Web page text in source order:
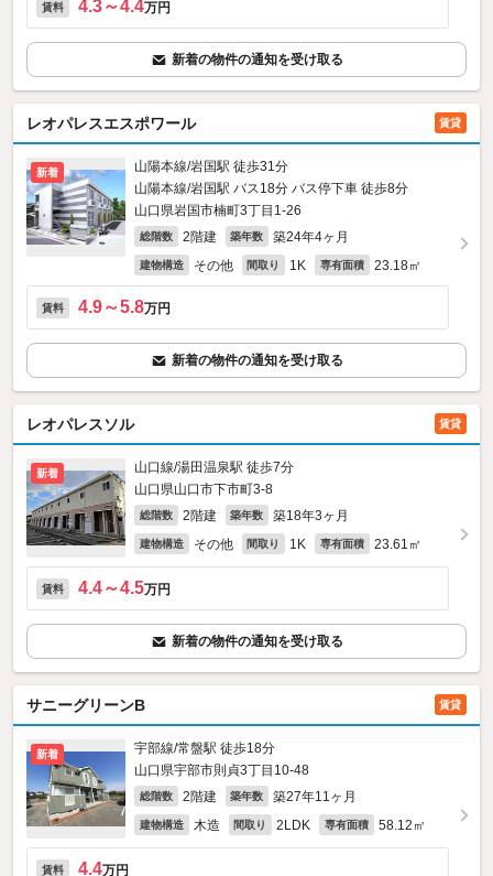
賃料 4.3～4.4万円
新着の物件の通知を受け取る
レオパレスエスポワール 賃貸
新着
山陽本線/岩国駅 徒歩31分
山陽本線/岩国駅 バス18分 バス停下車 徒歩8分
山口県岩国市楠町3丁目1-26
総階数 2階建 築年数 築24年4ヶ月
建物構造 その他 間取り 1K 専有面積 23.18㎡
賃料 4.9～5.8万円
新着の物件の通知を受け取る
レオパレスソル 賃貸
新着
山口線/湯田温泉駅 徒歩7分
山口県山口市下市町3-8
総階数 2階建 築年数 築18年3ヶ月
建物構造 その他 間取り 1K 専有面積 23.61㎡
賃料 4.4～4.5万円
新着の物件の通知を受け取る
サニーグリーンB 賃貸
新着
宇部線/常盤駅 徒歩18分
山口県宇部市則貞3丁目10-48
総階数 2階建 築年数 築27年11ヶ月
建物構造 木造 間取り 2LDK 専有面積 58.12㎡
賃料 4.4万円